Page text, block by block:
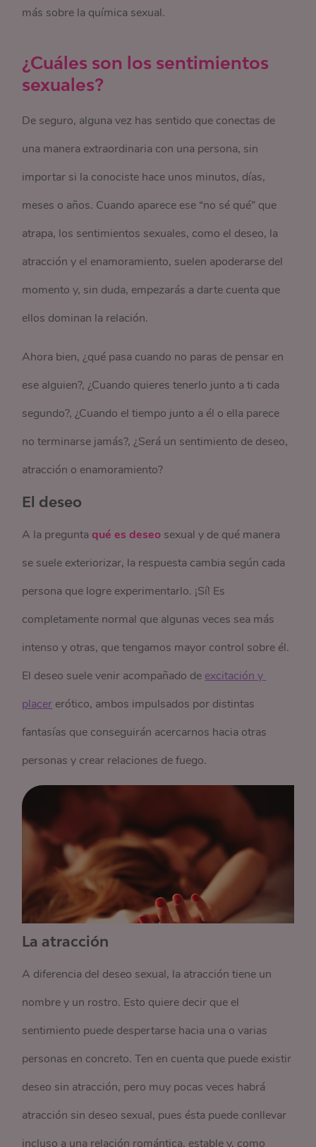
más sobre la química sexual.
¿Cuáles son los sentimientos
sexuales?
De seguro, alguna vez has sentido que conectas de
una manera extraordinaria con una persona, sin
importar si la conociste hace unos minutos, días,
meses o años. Cuando aparece ese “no sé qué” que
atrapa, los sentimientos sexuales, como el deseo, la
atracción y el enamoramiento, suelen apoderarse del
momento y, sin duda, empezarás a darte cuenta que
ellos dominan la relación.
Ahora bien, ¿qué pasa cuando no paras de pensar en
ese alguien?, ¿Cuando quieres tenerlo junto a ti cada
segundo?, ¿Cuando el tiempo junto a él o ella parece
no terminarse jamás?, ¿Será un sentimiento de deseo,
atracción o enamoramiento?
El deseo
A la preguntaqué es deseo sexual y de qué manera
se suele exteriorizar, la respuesta cambia según cada
persona que logre experimentarlo. ¡Sí! Es
completamente normal que algunas veces sea más
intenso y otras, que tengamos mayor control sobre él.
El deseo suele venir acompañado de excitación y
placer erótico, ambos impulsados por distintas
fantasías que conseguirán acercarnos hacia otras
personas y crear relaciones de fuego.
La atracción
A diferencia del deseo sexual, la atracción tiene un
nombre y un rostro. Esto quiere decir que el
sentimiento puede despertarse hacia una o varias
personas en concreto. Ten en cuenta que puede existir
deseo sin atracción, pero muy pocas veces habrá
atracción sin deseo sexual, pues ésta puede conllevar
incluso a una relación romántica, estable y, como